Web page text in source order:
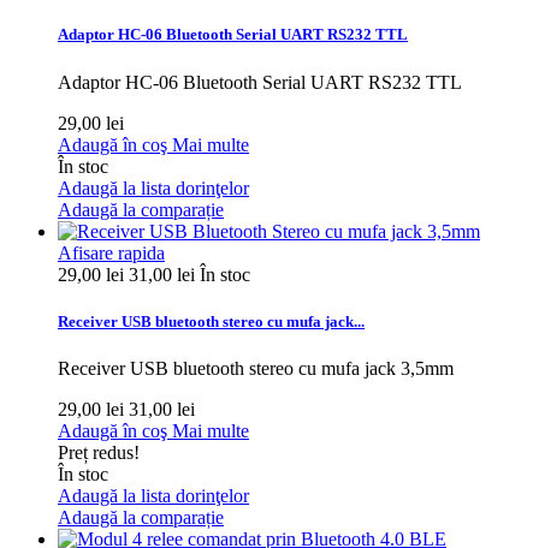
Adaptor HC-06 Bluetooth Serial UART RS232 TTL
Adaptor HC-06 Bluetooth Serial UART RS232 TTL
29,00 lei
Adaugă în coş Mai multe
În stoc
Adaugă la lista dorinţelor
Adaugă la comparație
Afisare rapida
29,00 lei 31,00 lei În stoc
Receiver USB bluetooth stereo cu mufa jack...
Receiver USB bluetooth stereo cu mufa jack 3,5mm
29,00 lei 31,00 lei
Adaugă în coş Mai multe
Preț redus!
În stoc
Adaugă la lista dorinţelor
Adaugă la comparație